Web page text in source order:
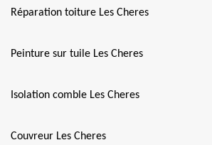
Réparation toiture Les Cheres
Peinture sur tuile Les Cheres
Isolation comble Les Cheres
Couvreur Les Cheres